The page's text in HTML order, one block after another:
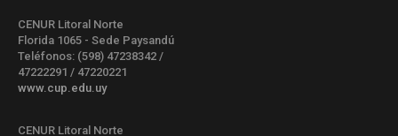
CENUR Litoral Norte
Florida 1065 - Sede Paysandú
Teléfonos: (598) 47238342 /
47222291 / 47220221
www.cup.edu.uy
CENUR Litoral Norte